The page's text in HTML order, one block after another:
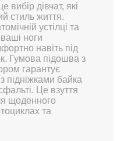
вибір дівчат, які
стиль життя.
устілці та
ноги
навіть під
Гумова підошва з
гарантує
підніжками байка
Це взуття
щоденного
та